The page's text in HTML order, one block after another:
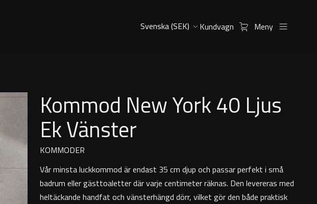
Kundvagn Meny
Kommod New York 40 Ljus
Ek Vänster
KOMMODER
Vår minsta luckkommod är endast 35 cm djup och passar perfekt i små
badrum eller gästtoaletter där varje centimeter räknas. Den levereras med
heltäckande handfat och vänsterhängd dörr, vilket gör den både praktisk